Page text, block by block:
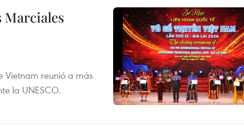
Marciales
Vietnam reunió a más
la UNESCO.